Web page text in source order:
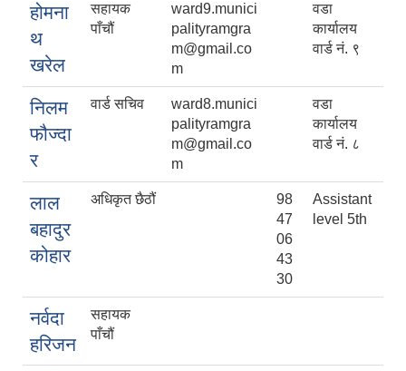
होमना
थ
खरेल
सहायक
पाँचौं
ward9.munici
palityramgra
m@gmail.co
m
वडा
कार्यालय
वार्ड नं. ९
निलम
फौज्दा
र
वार्ड सचिव
ward8.munici
palityramgra
m@gmail.co
m
वडा
कार्यालय
वार्ड नं. ८
लाल
बहादुर
कोहार
अधिकृत छैठौं
98
47
06
43
30
Assistant
level 5th
नर्वदा
हरिजन
सहायक
पाँचौं